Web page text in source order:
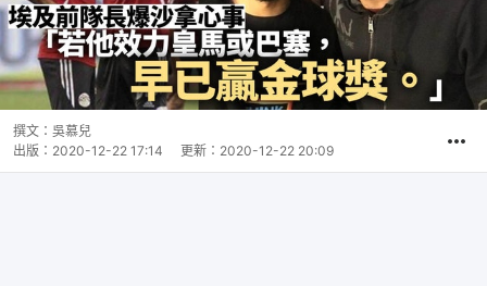
撰文： 吳慕兒
出版： 2020-12-22 17:14 更新： 2020-12-22 20:09